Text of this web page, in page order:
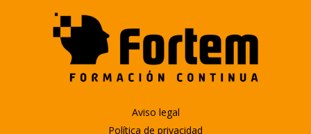
Aviso legal
Política de privacidad